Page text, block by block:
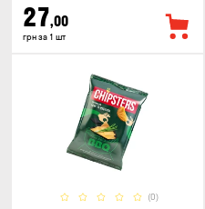
27,00
грн за 1 шт
(0)